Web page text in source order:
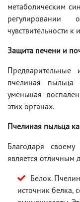
метаболическим
чувствительности к
Защита печени и
пчелиная
уменьшая
этих органах.
Пчелиная пыльца
Благодаря
является отличным
Белок.
источник белка,